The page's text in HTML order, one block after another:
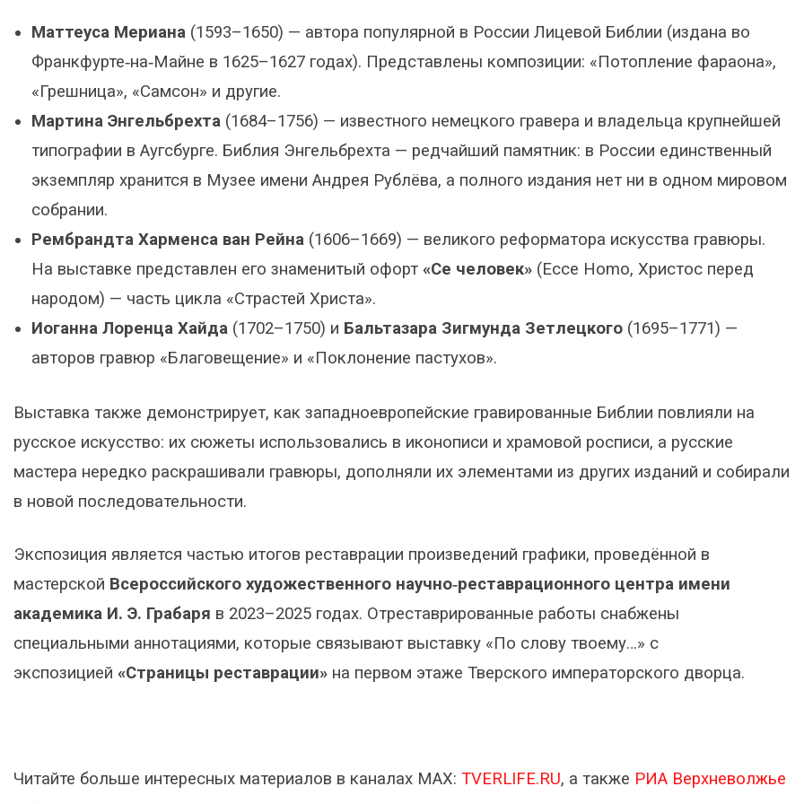
Маттеуса Мериана (1593–1650) — автора популярной в России Лицевой Библии (издана во
Франкфурте‑на‑Майне в 1625–1627 годах). Представлены композиции: «Потопление фараона»,
«Грешница», «Самсон» и другие.
Мартина Энгельбрехта (1684–1756) — известного немецкого гравера и владельца крупнейшей
типографии в Аугсбурге. Библия Энгельбрехта — редчайший памятник: в России единственный
экземпляр хранится в Музее имени Андрея Рублёва, а полного издания нет ни в одном мировом
собрании.
Рембрандта Харменса ван Рейна (1606–1669) — великого реформатора искусства гравюры.
На выставке представлен его знаменитый офорт «Се человек» (Ecce Homo, Христос перед
народом) — часть цикла «Страстей Христа».
Иоганна Лоренца Хайда (1702–1750) и Бальтазара Зигмунда Зетлецкого (1695–1771) —
авторов гравюр «Благовещение» и «Поклонение пастухов».
Выставка также демонстрирует, как западноевропейские гравированные Библии повлияли на
русское искусство: их сюжеты использовались в иконописи и храмовой росписи, а русские
мастера нередко раскрашивали гравюры, дополняли их элементами из других изданий и собирали
в новой последовательности.
Экспозиция является частью итогов реставрации произведений графики, проведённой в
мастерской Всероссийского художественного научно‑реставрационного центра имени
академика И. Э. Грабаря в 2023–2025 годах. Отреставрированные работы снабжены
специальными аннотациями, которые связывают выставку «По слову твоему…» с
экспозицией «Страницы реставрации» на первом этаже Тверского императорского дворца.
Читайте больше интересных материалов в каналах МАХ: TVERLIFE.RU, а также РИА Верхневолжье